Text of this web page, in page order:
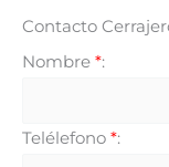
Contacto
Nombre *:
Telélefono *: